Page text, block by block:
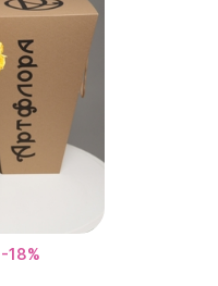
-18%